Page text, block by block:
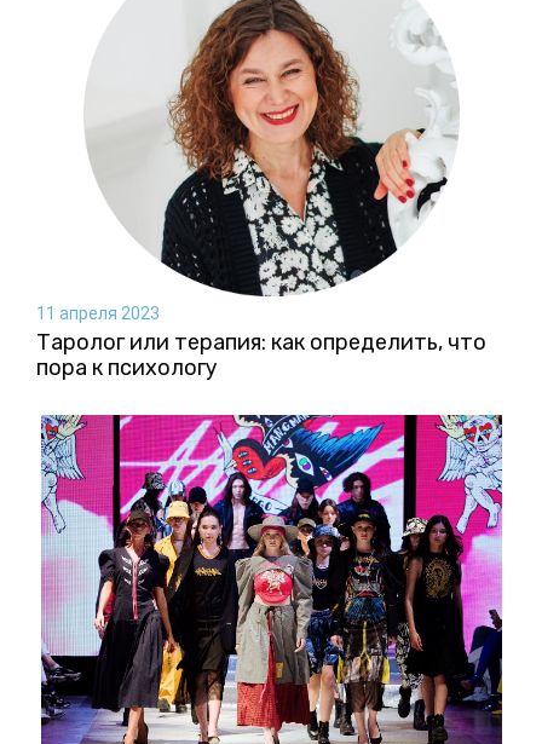
11 апреля 2023
Таролог или терапия: как определить, что
пора к психологу